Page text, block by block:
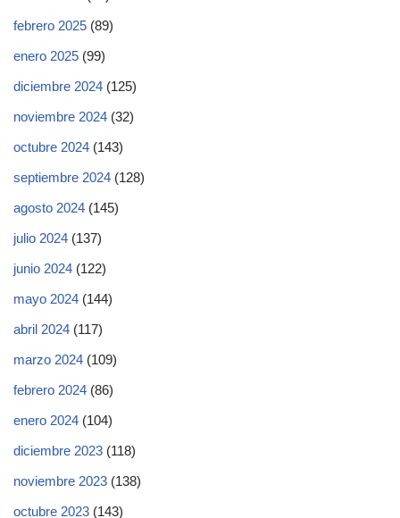
febrero 2025 (89)
enero 2025 (99)
diciembre 2024 (125)
noviembre 2024 (32)
octubre 2024 (143)
septiembre 2024 (128)
agosto 2024 (145)
julio 2024 (137)
junio 2024 (122)
mayo 2024 (144)
abril 2024 (117)
marzo 2024 (109)
febrero 2024 (86)
enero 2024 (104)
diciembre 2023 (118)
noviembre 2023 (138)
octubre 2023 (143)